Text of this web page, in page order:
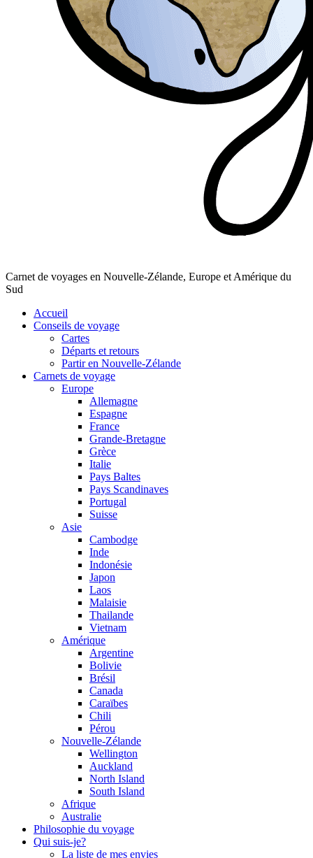
Carnet de voyages en Nouvelle-Zélande, Europe et Amérique du
Sud
Accueil
Conseils de voyage
Cartes
Départs et retours
Partir en Nouvelle-Zélande
Carnets de voyage
Europe
Allemagne
Espagne
France
Grande-Bretagne
Grèce
Italie
Pays Baltes
Pays Scandinaves
Portugal
Suisse
Asie
Cambodge
Inde
Indonésie
Japon
Laos
Malaisie
Thailande
Vietnam
Amérique
Argentine
Bolivie
Brésil
Canada
Caraïbes
Chili
Pérou
Nouvelle-Zélande
Wellington
Auckland
North Island
South Island
Afrique
Australie
Philosophie du voyage
Qui suis-je?
La liste de mes envies